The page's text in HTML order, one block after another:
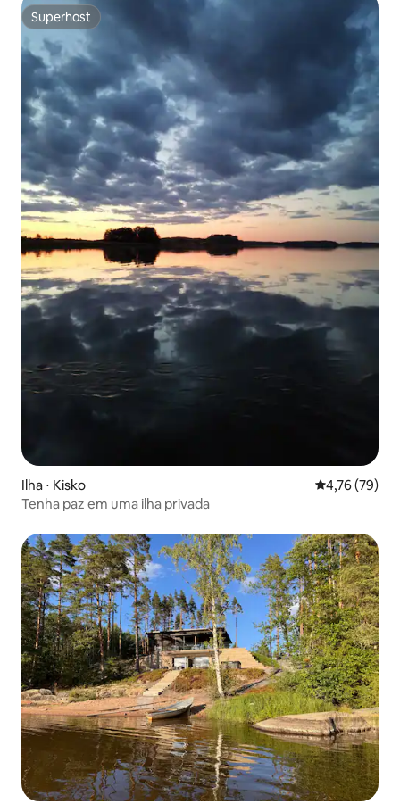
Superhost
Superhost
Ilha ⋅ Kisko 4,76 de uma
4,76 (79)
Tenha paz em uma ilha privada